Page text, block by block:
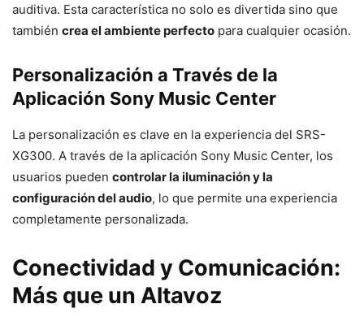
auditiva. Esta característica no solo es divertida sino que
también crea el ambiente perfecto para cualquier ocasión.
Personalización a Través de la
Aplicación Sony Music Center
La personalización es clave en la experiencia del SRS-
XG300. A través de la aplicación Sony Music Center, los
usuarios pueden controlar la iluminación y la
configuración del audio, lo que permite una experiencia
completamente personalizada.
Conectividad y Comunicación:
Más que un Altavoz